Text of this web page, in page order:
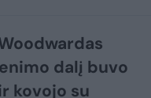
dalį buvo
kovojo su